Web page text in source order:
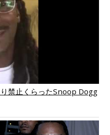
禁止くらったSnoop Dogg